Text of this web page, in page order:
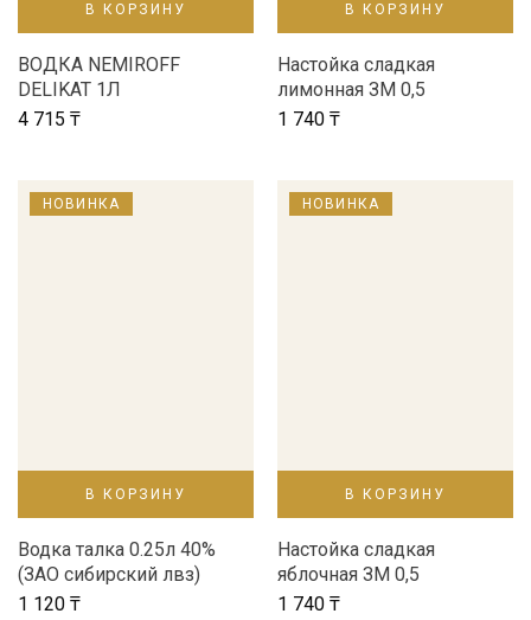
В КОРЗИНУ
ВОДКА NEMIROFF
DELIKAT 1Л
4 715 ₸
В КОРЗИНУ
Настойка сладкая
лимонная ЗМ 0,5
1 740 ₸
НОВИНКА
В КОРЗИНУ
Водка талка 0.25л 40%
(ЗАО сибирский лвз)
1 120 ₸
НОВИНКА
В КОРЗИНУ
Настойка сладкая
яблочная ЗМ 0,5
1 740 ₸